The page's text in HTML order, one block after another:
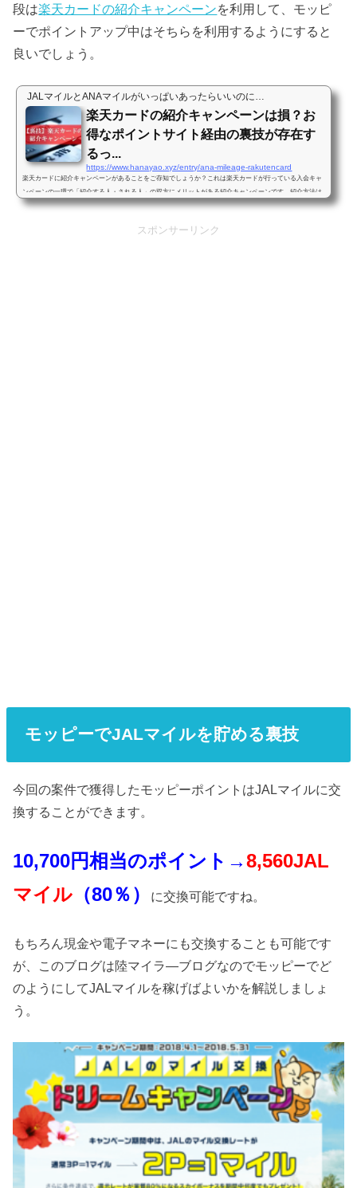
段は楽天カードの紹介キャンペーンを利用して、モッピ
ーでポイントアップ中はそちらを利用するようにすると
良いでしょう。
JALマイルとANAマイルがいっぱいあったらいいのに…
楽天カードの紹介キャンペーンは損？お
得なポイントサイト経由の裏技が存在す
るっ...
https://www.hanayao.xyz/entry/ana-mileage-rakutencard
楽天カードに紹介キャンペーンがあることをご存知でしょうか？これは楽天カードが行っている入会キャ
ンペーンの一環で「紹介する人・される人」の双方にメリットがある紹介キャンペーンです。紹介方法は
紹介URLを友人に送るだけで、下記の紹介特典がもらえます。 紹介する人：1,000円分のポイントを獲得
ントがもらえるのはお得だと思いました。ところが実は…楽天カードは紹介キャンペーンよりもお得な裏
スポンサーリンク
モッピーでJALマイルを貯める裏技
今回の案件で獲得したモッピーポイントはJALマイルに交
換することができます。
10,700円相当のポイント→8,560JAL
マイル （80％） に交換可能ですね。
もちろん現金や電子マネーにも交換することも可能です
が、このブログは陸マイラ―ブログなのでモッピーでど
のようにしてJALマイルを稼げばよいかを解説しましょ
う。